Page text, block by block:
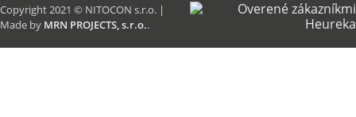
Copyright 2021 © NITOCON s.r.o. |
Made by MRN PROJECTS, s.r.o..